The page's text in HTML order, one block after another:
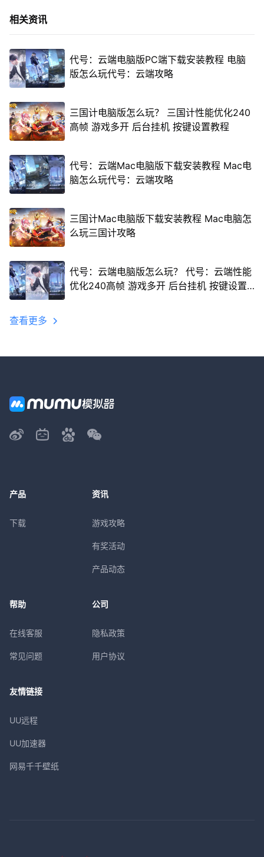
相关资讯
代号：云端电脑版PC端下载安装教程 电脑
版怎么玩代号：云端攻略
三国计电脑版怎么玩？ 三国计性能优化240
高帧 游戏多开 后台挂机 按键设置教程
代号：云端Mac电脑版下载安装教程 Mac电
脑怎么玩代号：云端攻略
三国计Mac电脑版下载安装教程 Mac电脑怎
么玩三国计攻略
代号：云端电脑版怎么玩？ 代号：云端性能
优化240高帧 游戏多开 后台挂机 按键设置
查看更多
产品
下载
资讯
游戏攻略
有奖活动
产品动态
帮助
在线客服
常见问题
公司
隐私政策
用户协议
友情链接
UU远程
UU加速器
网易千千壁纸